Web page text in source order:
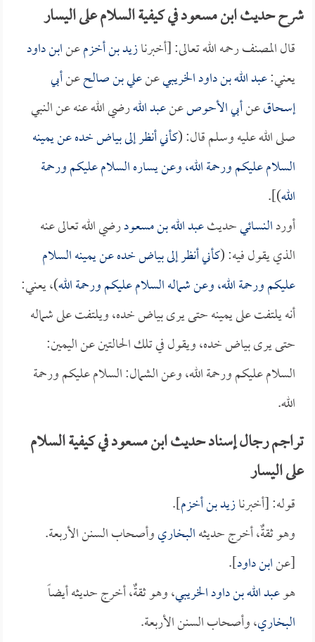
شرح حديث ابن مسعود في كيفية السلام على اليسار
قال المصنف رحمه الله تعالى: [أخبرنازيد بن أخزمعنابن داود
يعني:عبد الله بن داود الخريبيعنعلي بن صالحعنأبي
إسحاقعنأبي الأحوصعنعبد اللهرضي الله عنه عن النبي
صلى الله عليه وسلم قال: (كأني أنظر إلى بياض خده عن يمينه
السلام عليكم ورحمة الله، وعن يساره السلام عليكم ورحمة
الله)].
أوردالنسائيحديثعبد الله بن مسعودرضي الله تعالى عنه
الذي يقول فيه: (كأني أنظر إلى بياض خده عن يمينه السلام
عليكم ورحمة الله، وعن شماله السلام عليكم ورحمة الله)، يعني:
أنه يلتفت على يمينه حتى يرى بياض خده، ويلتفت على شماله
حتى يرى بياض خده، ويقول في تلك الحالتين عن اليمين:
السلام عليكم ورحمة الله، وعن الشمال: السلام عليكم ورحمة
الله.
تراجم رجال إسناد حديث ابن مسعود في كيفية السلام
على اليسار
قوله: [أخبرنازيد بن أخزم].
وهو ثقةٌ، أخرج حديثهالبخاريوأصحاب السنن الأربعة.
[عنابن داود].
هوعبد الله بن داود الخريبي، وهو ثقةٌ، أخرج حديثه أيضاً
البخاري، وأصحاب السنن الأربعة.